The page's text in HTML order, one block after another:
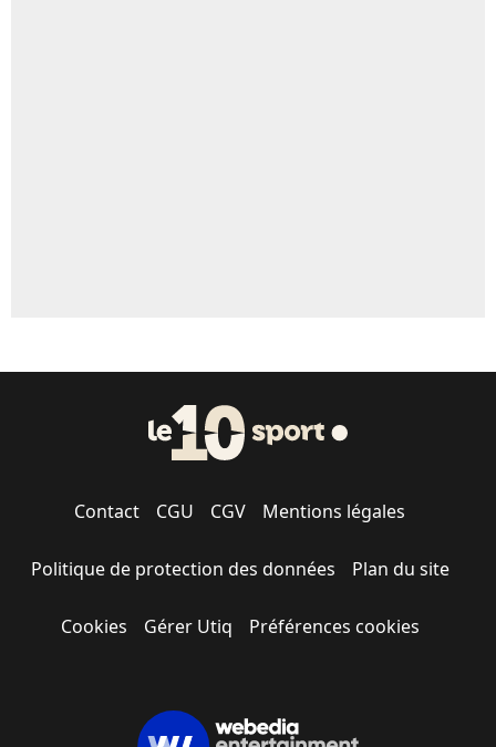
Contact CGU CGV Mentions légales
Politique de protection des données Plan du site
Cookies Gérer Utiq Préférences cookies